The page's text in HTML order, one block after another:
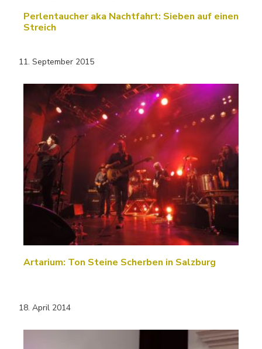
Perlentaucher aka Nachtfahrt: Sieben auf einen
Streich
11. September 2015
Artarium: Ton Steine Scherben in Salzburg
18. April 2014